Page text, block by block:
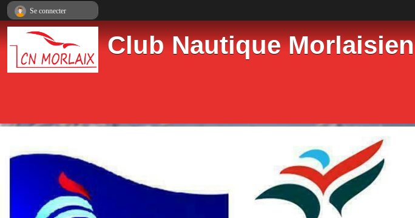
Club Nautique Morlaisien
Se connecter
Panneau de gestion des cookies